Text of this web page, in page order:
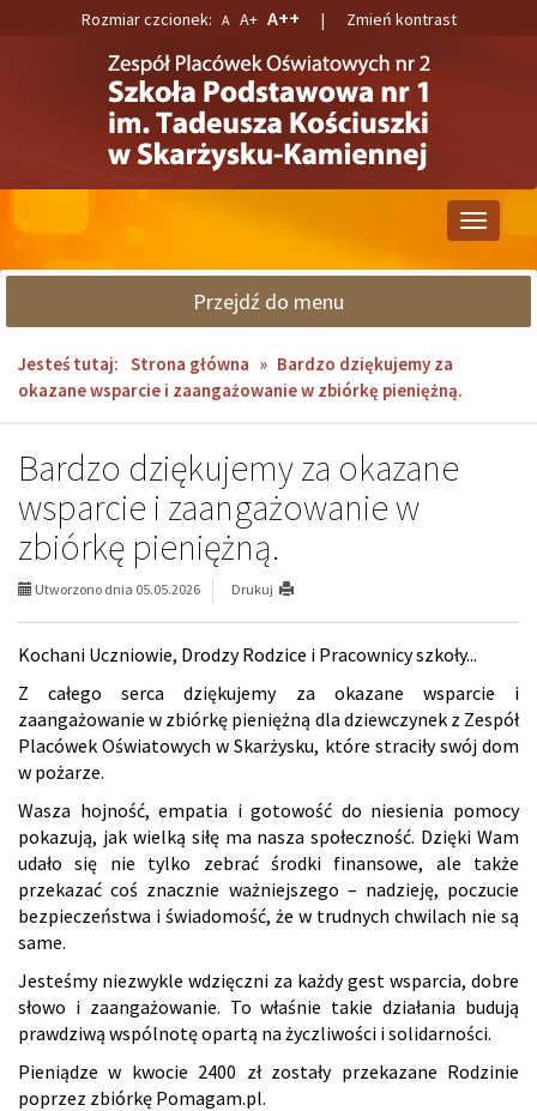
Rozmiar czcionek: A A+ A++ | Zmień kontrast
Przełącz
Przejdź do menu
Jesteś tutaj: Strona główna » Bardzo dziękujemy za
okazane wsparcie i zaangażowanie w zbiórkę pieniężną.
Bardzo dziękujemy za okazane
wsparcie i zaangażowanie w
zbiórkę pieniężną.
Utworzono dnia 05.05.2026 Drukuj
Kochani Uczniowie, Drodzy Rodzice i Pracownicy szkoły...
Z całego serca dziękujemy za okazane wsparcie i
zaangażowanie w zbiórkę pieniężną dla dziewczynek z Zespół
Placówek Oświatowych w Skarżysku, które straciły swój dom
w pożarze.
Wasza hojność, empatia i gotowość do niesienia pomocy
pokazują, jak wielką siłę ma nasza społeczność. Dzięki Wam
udało się nie tylko zebrać środki finansowe, ale także
przekazać coś znacznie ważniejszego – nadzieję, poczucie
bezpieczeństwa i świadomość, że w trudnych chwilach nie są
same.
Jesteśmy niezwykle wdzięczni za każdy gest wsparcia, dobre
słowo i zaangażowanie. To właśnie takie działania budują
prawdziwą wspólnotę opartą na życzliwości i solidarności.
Pieniądze w kwocie 2400 zł zostały przekazane Rodzinie
poprzez zbiórkę Pomagam.pl.